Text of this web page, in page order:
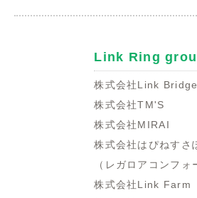
Link Ring
株式会社Link Bridge
株式会社TM'S
株式会社MIRAI
株式会社はぴねすさ
（レガロアコンフォ
株式会社Link Farm